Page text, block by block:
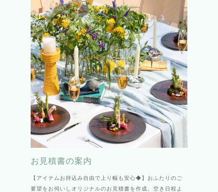
お見積書の案内
【アイテムお持込み自由で上り幅も安心◆】おふたりのご
要望をお伺いしオリジナルのお見積書を作成。空き日程よ